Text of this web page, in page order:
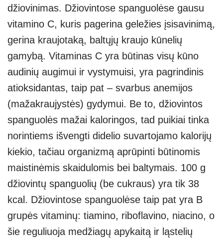
džiovinimas. Džiovintose spanguolėse gausu
vitamino C, kuris pagerina geležies įsisavinimą,
gerina kraujotaką, baltųjų kraujo kūnelių
gamybą. Vitaminas C yra būtinas visų kūno
audinių augimui ir vystymuisi, yra pagrindinis
atioksidantas, taip pat – svarbus anemijos
(mažakraujystės) gydymui. Be to, džiovintos
spanguolės mažai kaloringos, tad puikiai tinka
norintiems išvengti didelio suvartojamo kalorijų
kiekio, tačiau organizmą aprūpinti būtinomis
maistinėmis skaidulomis bei baltymais. 100 g
džiovintų spanguolių (be cukraus) yra tik 38
kcal. Džiovintose spanguolėse taip pat yra B
grupės vitaminų: tiamino, riboflavino, niacino, o
šie reguliuoja medžiagų apykaitą ir ląstelių